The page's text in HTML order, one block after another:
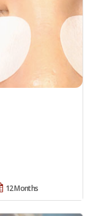
12 Months